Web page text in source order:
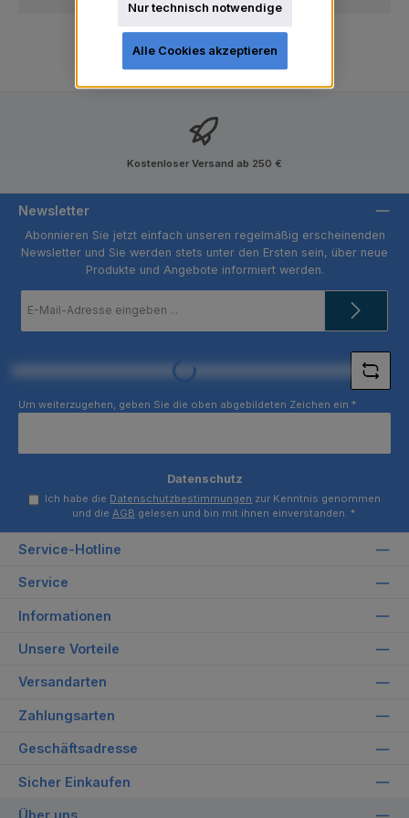
Kostenloser Versand ab 250 €
Newsletter
Abonnieren Sie jetzt einfach unseren regelmäßig erscheinenden
Newsletter und Sie werden stets unter den Ersten sein, über neue
Produkte und Angebote informiert werden.
Mail-
Loading...
Um weiterzugehen, geben Sie die oben abgebildeten Zeichen ein *
Datenschutz
Ich habe die Datenschutzbestimmungen zur Kenntnis genommen
und die AGB gelesen und bin mit ihnen einverstanden. *
Service-Hotline
Service
Informationen
Unsere Vorteile
Versandarten
Zahlungsarten
Geschäftsadresse
Sicher Einkaufen
Über uns
Nur technisch notwendige
Alle Cookies akzeptieren